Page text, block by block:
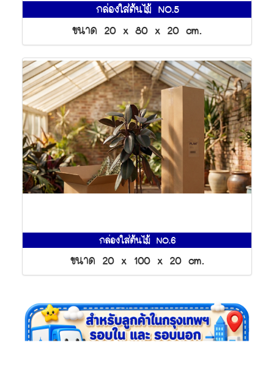
กล่องใส่ต้นไม้ NO.5
ขนาด 20 x 80 x 20 cm.
กล่องใส่ต้นไม้ NO.6
ขนาด 20 x 100 x 20 cm.